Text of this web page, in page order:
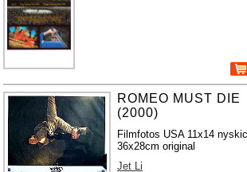
ROMEO MUST DIE
(2000)
Filmfotos USA 11x14
36x28cm original
Jet Li